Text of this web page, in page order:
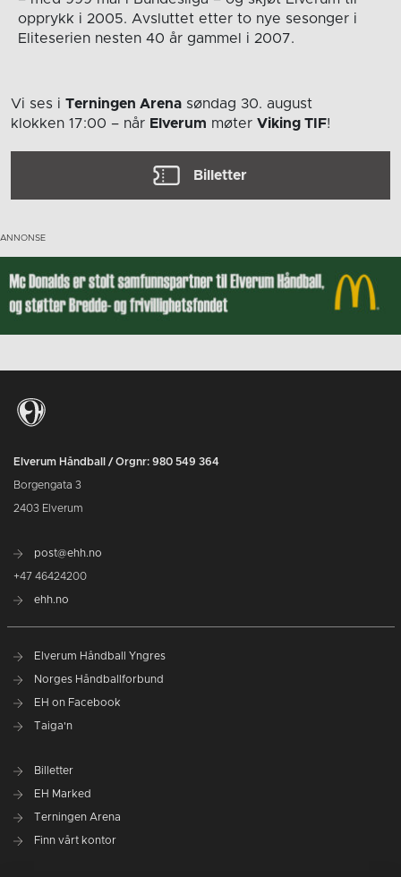
opprykk i 2005. Avsluttet etter to nye sesonger i
Eliteserien nesten 40 år gammel i 2007.
Vi ses i Terningen Arena søndag 30. august
klokken 17:00 – når Elverum møter Viking TIF!
Billetter
Elverum Håndball / Orgnr: 980 549 364
Borgengata 3
2403 Elverum
post@ehh.no
+47 46424200
ehh.no
Elverum Håndball Yngres
Norges Håndballforbund
EH on Facebook
Taiga'n
Billetter
EH Marked
Terningen Arena
Finn vårt kontor